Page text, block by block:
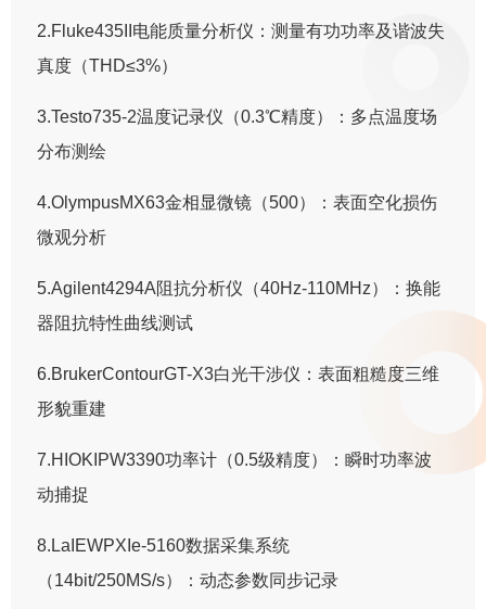
2.Fluke435II电能质量分析仪：测量有功功率及谐波失
真度（THD≤3%）
3.Testo735-2温度记录仪（0.3℃精度）：多点温度场
分布测绘
4.OlympusMX63金相显微镜（500）：表面空化损伤
微观分析
5.Agilent4294A阻抗分析仪（40Hz-110MHz）：换能
器阻抗特性曲线测试
6.BrukerContourGT-X3白光干涉仪：表面粗糙度三维
形貌重建
7.HIOKIPW3390功率计（0.5级精度）：瞬时功率波
动捕捉
8.LaIEWPXIe-5160数据采集系统
（14bit/250MS/s）：动态参数同步记录